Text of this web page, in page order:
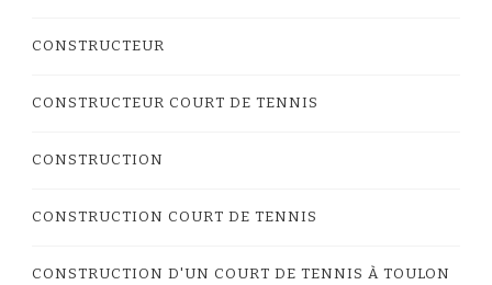
CONSTRUCTEUR
CONSTRUCTEUR COURT DE TENNIS
CONSTRUCTION
CONSTRUCTION COURT DE TENNIS
CONSTRUCTION D'UN COURT DE TENNIS À TOULON